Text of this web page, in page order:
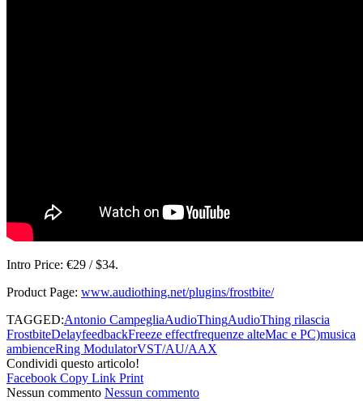
Intro Price: €29 / $34.
Product Page: www.audiothing.net/plugins/frostbite/
TAGGED:Antonio CampegliaAudioThingAudioThing rilascia
FrostbiteDelayfeedbackFreeze effectfrequenze alteMac e PC)musica
ambienceRing ModulatorVST/AU/AAX
Condividi questo articolo!
Facebook Copy Link Print
Nessun commento Nessun commento